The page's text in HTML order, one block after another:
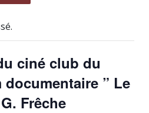
ciné club du
” Le
Frêche